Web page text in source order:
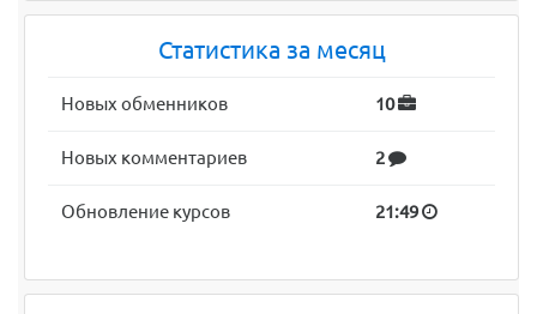
Статистика за месяц
Новых обменников 10
Новых комментариев 2
Обновление курсов 21:49